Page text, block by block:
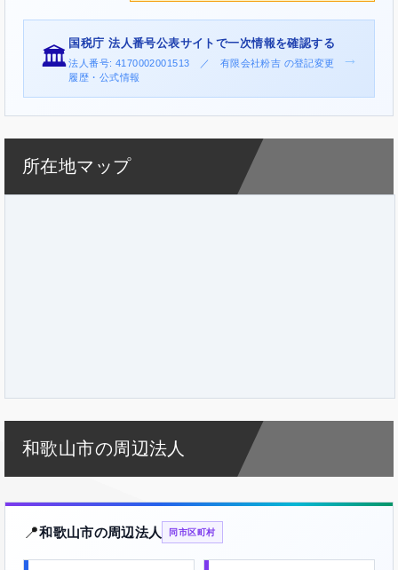
🏛️
国税庁 法人番号公表サイトで一次情報を確認する
法人番号: 4170002001513 ／ 有限会社粉吉 の登記変更
履歴・公式情報
→
所在地マップ
和歌山市の周辺法人
📍和歌山市の周辺法人 同市区町村